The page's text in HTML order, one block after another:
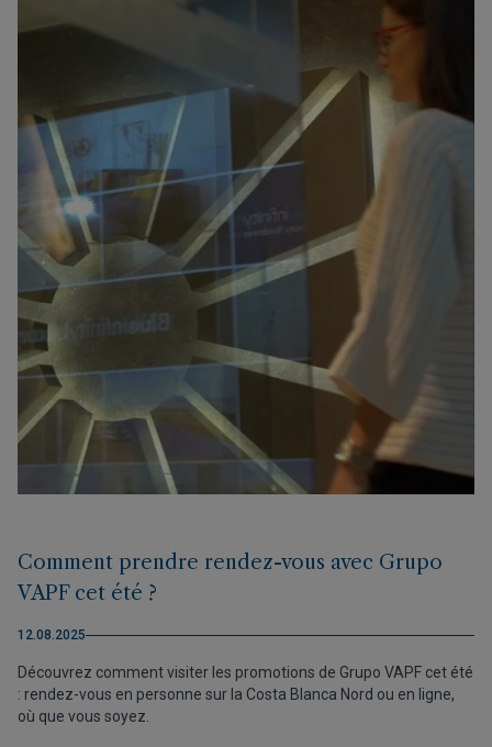
Comment prendre rendez-vous avec Grupo
VAPF cet été ?
12.08.2025
Découvrez comment visiter les promotions de Grupo VAPF cet été
: rendez-vous en personne sur la Costa Blanca Nord ou en ligne,
où que vous soyez.